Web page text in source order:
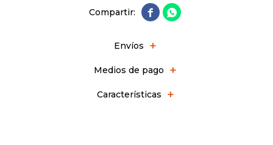
 
Envíos
Medios de pago
Características